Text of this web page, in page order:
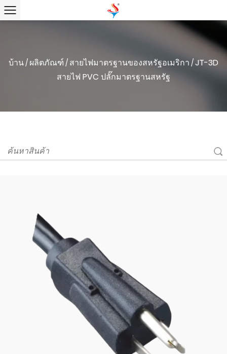
บ้าน/ ผลิตภัณฑ์ / สายไฟมาตรฐานของสหรัฐอเมริกา /JT-3D
สายไฟ PVC ปลั๊กมาตรฐานสหรัฐ